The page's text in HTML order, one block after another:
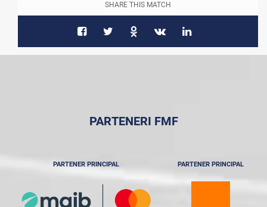
SHARE THIS MATCH
PARTENERI FMF
PARTENER PRINCIPAL PARTENER PRINCIPAL